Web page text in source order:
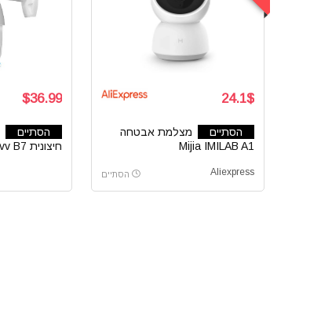
24.1$
הסתיים
מצלמת אבטחה
Mijia IMILAB A1
Aliexpress הסתיים
$36.99
הסתיים
חיצונית Xiaovv B7